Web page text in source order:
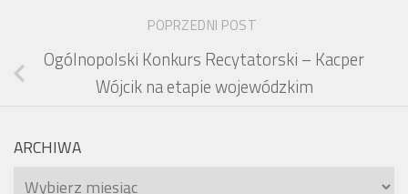
POPRZEDNI POST
Ogólnopolski Konkurs Recytatorski – Kacper
Wójcik na etapie wojewódzkim
ARCHIWA
Archiwa